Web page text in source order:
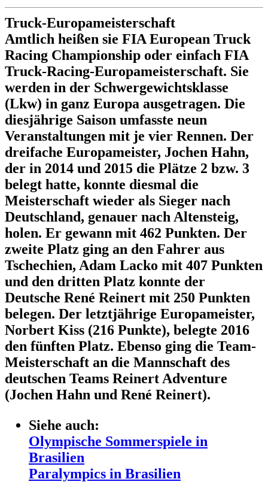
Truck-Europameisterschaft
Amtlich heißen sie FIA European Truck
Racing Championship oder einfach FIA
Truck-Racing-Europameisterschaft. Sie
werden in der Schwergewichtsklasse
(Lkw) in ganz Europa ausgetragen. Die
diesjährige Saison umfasste neun
Veranstaltungen mit je vier Rennen. Der
dreifache Europameister, Jochen Hahn,
der in 2014 und 2015 die Plätze 2 bzw. 3
belegt hatte, konnte diesmal die
Meisterschaft wieder als Sieger nach
Deutschland, genauer nach Altensteig,
holen. Er gewann mit 462 Punkten. Der
zweite Platz ging an den Fahrer aus
Tschechien, Adam Lacko mit 407 Punkten
und den dritten Platz konnte der
Deutsche René Reinert mit 250 Punkten
belegen. Der letztjährige Europameister,
Norbert Kiss (216 Punkte), belegte 2016
den fünften Platz. Ebenso ging die Team-
Meisterschaft an die Mannschaft des
deutschen Teams Reinert Adventure
(Jochen Hahn und René Reinert).
Siehe auch:
Olympische Sommerspiele in
Brasilien
Paralympics in Brasilien